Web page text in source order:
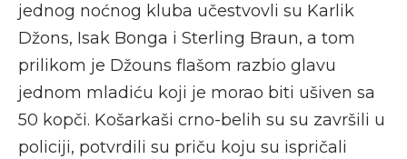
jednog noćnog kluba učestvovli su Karlik
Džons, Isak Bonga i Sterling Braun, a tom
prilikom je Džouns flašom razbio glavu
jednom mladiću koji je morao biti ušiven sa
50 kopči. Košarkaši crno-belih su su završili u
policiji, potvrdili su priču koju su ispričali